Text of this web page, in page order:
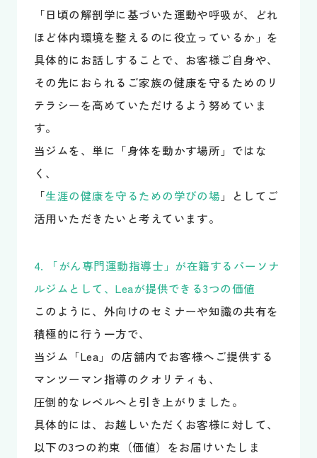
「日頃の解剖学に基づいた運動や呼吸が、どれ
ほど体内環境を整えるのに役立っているか」を
具体的にお話しすることで、お客様ご自身や、
その先におられるご家族の健康を守るためのリ
テラシーを高めていただけるよう努めていま
す。
当ジムを、単に「身体を動かす場所」ではな
く、
「生涯の健康を守るための学びの場 」としてご
活用いただきたいと考えています。
4. 「がん専門運動指導士」が在籍するパーソナ
ルジムとして、Leaが提供できる3つの価値
このように、外向けのセミナーや知識の共有を
積極的に行う一方で、
当ジム「Lea」の店舗内でお客様へご提供する
マンツーマン指導のクオリティも、
圧倒的なレベルへと引き上がりました。
具体的には、お越しいただくお客様に対して、
以下の3つの約束（価値）をお届けいたしま